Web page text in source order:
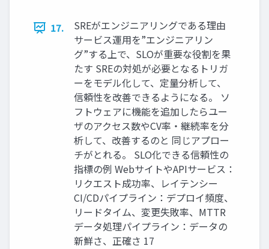
17.
SREがエンジニアリングである理由
サービス運用を”エンジニアリン
グ”する上で、SLOが重要な役割を果
たす SREの対処が必要となるトリガ
ーをモデル化して、定量分析して、
信頼性を改善できるようになる。 ソ
フトウェアに機能を追加したらユー
ザのアクセス数やCV率・継続率を分
析して、改善するのと 同じアプロー
チがとれる。 SLO化できる信頼性の
指標の例 WebサイトやAPIサービス：
リクエスト成功率、レイテンシー
CI/CDパイプライン：デプロイ頻度、
リードタイム、変更失敗率、MTTR
データ処理パイプライン：データの
新鮮さ、正確さ 17